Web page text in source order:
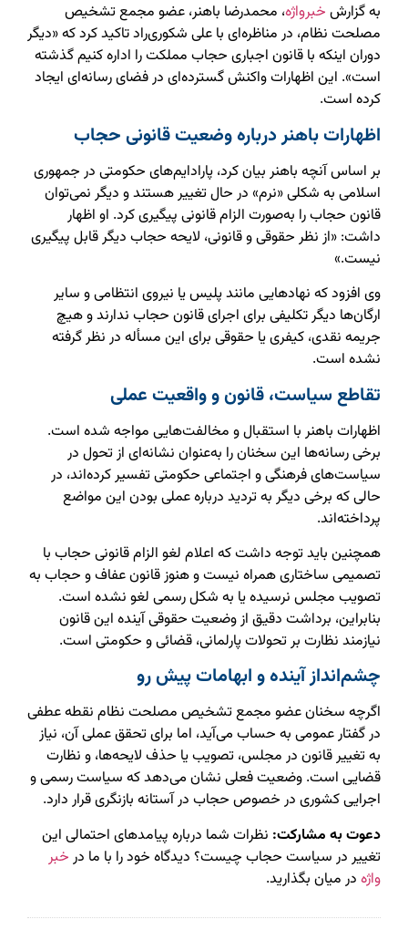
به گزارش خبرواژه، محمدرضا باهنر، عضو مجمع تشخیص
مصلحت نظام، در مناظره‌ای با علی شکوری‌راد تاکید کرد که «دیگر
دوران اینکه با قانون اجباری حجاب مملکت را اداره کنیم گذشته
است». این اظهارات واکنش گسترده‌ای در فضای رسانه‌ای ایجاد
کرده است.
اظهارات باهنر درباره وضعیت قانونی حجاب
بر اساس آنچه باهنر بیان کرد، پارادایم‌های حکومتی در جمهوری
اسلامی به شکلی «نرم» در حال تغییر هستند و دیگر نمی‌توان
قانون حجاب را به‌صورت الزام قانونی پیگیری کرد. او اظهار
داشت: «از نظر حقوقی و قانونی، لایحه حجاب دیگر قابل پیگیری
نیست.»
وی افزود که نهادهایی مانند پلیس یا نیروی انتظامی و سایر
ارگان‌ها دیگر تکلیفی برای اجرای قانون حجاب ندارند و هیچ
جریمه نقدی، کیفری یا حقوقی برای این مسأله در نظر گرفته
نشده است.
تقاطع سیاست، قانون و واقعیت عملی
اظهارات باهنر با استقبال و مخالفت‌هایی مواجه شده است.
برخی رسانه‌ها این سخنان را به‌عنوان نشانه‌ای از تحول در
سیاست‌های فرهنگی و اجتماعی حکومتی تفسیر کرده‌اند، در
حالی که برخی دیگر به تردید درباره عملی بودن این مواضع
پرداخته‌اند.
همچنین باید توجه داشت که اعلام لغو الزام قانونی حجاب با
تصمیمی ساختاری همراه نیست و هنوز قانون عفاف و حجاب به
تصویب مجلس نرسیده یا به شکل رسمی لغو نشده است.
بنابراین، برداشت دقیق از وضعیت حقوقی آینده این قانون
نیازمند نظارت بر تحولات پارلمانی، قضائی و حکومتی است.
چشم‌انداز آینده و ابهامات پیش رو
اگرچه سخنان عضو مجمع تشخیص مصلحت نظام نقطه عطفی
در گفتار عمومی به حساب می‌آید، اما برای تحقق عملی آن، نیاز
به تغییر قانون در مجلس، تصویب یا حذف لایحه‌ها، و نظارت
قضایی است. وضعیت فعلی نشان می‌دهد که سیاست رسمی و
اجرایی کشوری در خصوص حجاب در آستانه بازنگری قرار دارد.
دعوت به مشارکت: نظرات شما درباره پیامدهای احتمالی این
تغییر در سیاست حجاب چیست؟ دیدگاه خود را با ما در خبر
واژه در میان بگذارید.